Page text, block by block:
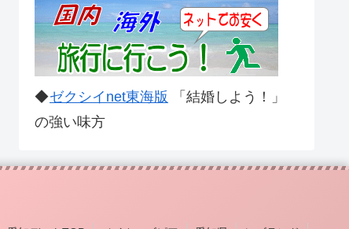
◆ゼクシイnet東海版 「結婚しよう！」
の強い味方